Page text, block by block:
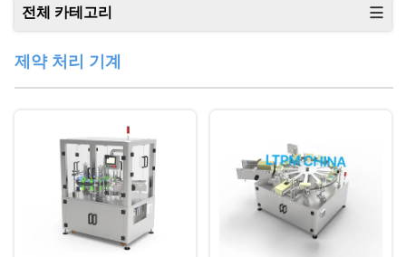
전체 카테고리
제약 처리 기계